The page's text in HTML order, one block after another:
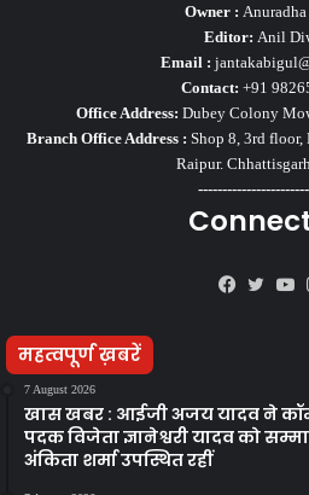
Owner :
Editor: Anil
Email :
Contact: +91
Office Address: Dubey Colony
Branch Office Address : Shop 8, 3rd floor,
Raipur.
महत्वपूर्ण ख़बरें
7 August 2026
खास खबर : आईजी अजय यादव ने
पदक विजेता ज्ञानेश्वरी यादव को
अंकिता शर्मा उपस्थित रहीं